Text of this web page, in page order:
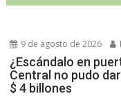
9 de agosto de 2026
¿Escándalo en
Central no pudo
$ 4 billones